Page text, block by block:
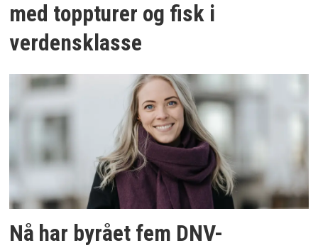
med toppturer og fisk i
verdensklasse
Nå har byrået fem DNV-